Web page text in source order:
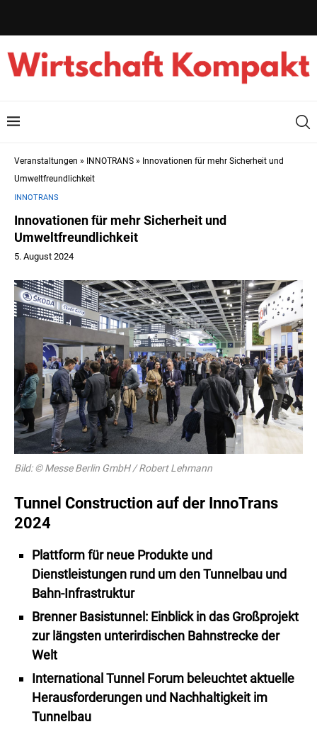
Veranstaltungen » INNOTRANS » Innovationen für mehr Sicherheit und
Umweltfreundlichkeit
INNOTRANS
Innovationen für mehr Sicherheit und
Umweltfreundlichkeit
5. August 2024
Bild: © Messe Berlin GmbH / Robert Lehmann
Tunnel Construction auf der InnoTrans
2024
Plattform für neue Produkte und
Dienstleistungen rund um den Tunnelbau und
Bahn-Infrastruktur
Brenner Basistunnel: Einblick in das Großprojekt
zur längsten unterirdischen Bahnstrecke der
Welt
International Tunnel Forum beleuchtet aktuelle
Herausforderungen und Nachhaltigkeit im
Tunnelbau